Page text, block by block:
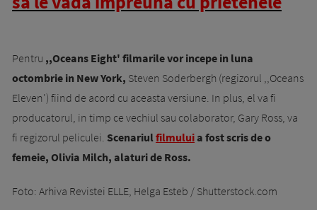
Pentru ,,Oceans Eight' filmarile vor incepe in luna
octombrie in New York, Steven Soderbergh (regizorul ,,Oceans
Eleven') fiind de acord cu aceasta versiune. In plus, el va fi
producatorul, in timp ce vechiul sau colaborator, Gary Ross, va
fi regizorul peliculei. Scenariulfilmului a fost scris de o
femeie, Olivia Milch, alaturi de Ross.
Foto: Arhiva Revistei ELLE, Helga Esteb / Shutterstock.com